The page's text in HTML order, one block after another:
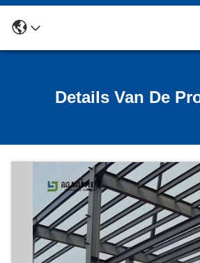
Details Van De